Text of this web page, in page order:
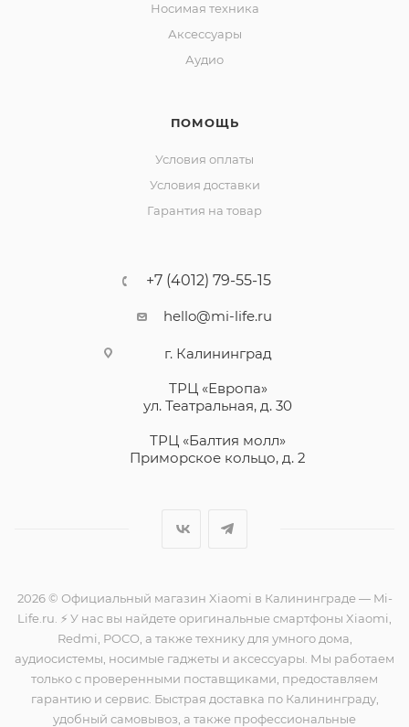
Носимая техника
Аксессуары
Аудио
ПОМОЩЬ
Условия оплаты
Условия доставки
Гарантия на товар
+7 (4012) 79-55-15
hello@mi-life.ru
г. Калининград
ТРЦ «Европа»
ул. Театральная, д. 30
ТРЦ «Балтия молл»
Приморское кольцо, д. 2
2026 © Официальный магазин Xiaomi в Калининграде — Mi-
Life.ru. ⚡ У нас вы найдете оригинальные смартфоны Xiaomi,
Redmi, POCO, а также технику для умного дома,
аудиосистемы, носимые гаджеты и аксессуары. Мы работаем
только с проверенными поставщиками, предоставляем
гарантию и сервис. Быстрая доставка по Калининграду,
удобный самовывоз, а также профессиональные